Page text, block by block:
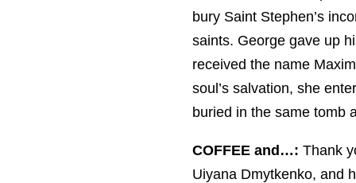
bury Saint Stephen’s
saints. George gave up
received the name
soul’s salvation, she
buried in the same tomb
COFFEE and…: Thank
Uiyana Dmytkenko, and